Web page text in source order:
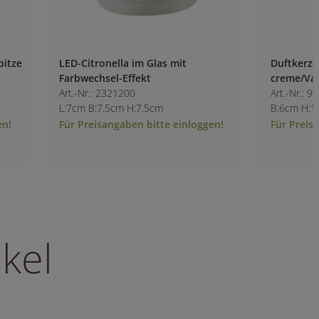
LED-Citronella im Glas mit
Farbwechsel-Effekt
Art.-Nr.: 2321200
L:7cm B:7.5cm H:7.5cm
Für Preisangaben bitte einloggen!
Duftkerze im
creme/Vanille
Art.-Nr.: 9980600-13
B:6cm H:11cm
Für